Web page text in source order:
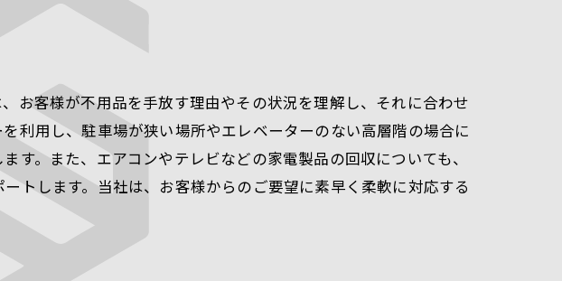
お客様が不用品を手放す理由やその状況を理解し、それに合わせ
利用し、駐車場が狭い場所やエレベーターのない高層階の場合に
。また、エアコンやテレビなどの家電製品の回収についても、
トします。当社は、お客様からのご要望に素早く柔軟に対応する